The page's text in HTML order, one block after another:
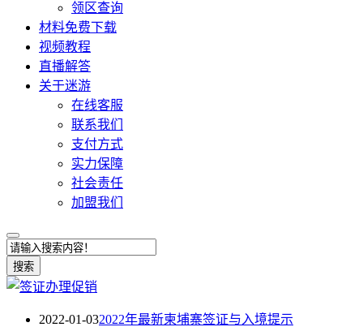
领区查询
材料免费下载
视频教程
直播解答
关于迷游
在线客服
联系我们
支付方式
实力保障
社会责任
加盟我们
搜索
2022-01-032022年最新柬埔寨签证与入境提示